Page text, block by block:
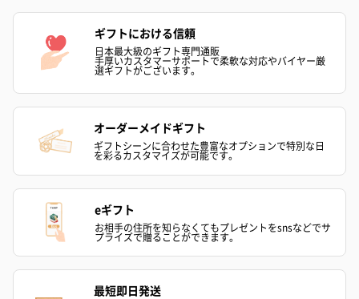
ギフトにおける信頼
日本最大級のギフト専門通販
手厚いカスタマーサポートで柔軟な対応やバイヤー厳
選ギフトがございます。
オーダーメイドギフト
ギフトシーンに合わせた豊富なオプションで特別な日
を彩るカスタマイズが可能です。
eギフト
お相手の住所を知らなくてもプレゼントをsnsなどでサ
プライズで贈ることができます。
最短即日発送